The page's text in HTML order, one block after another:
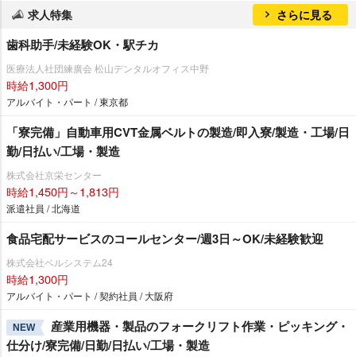
求人特集 さらに見る
歯科助手/未経験OK・駅チカ
医療法人社団練廣会 松山デンタルオフィス中野
時給1,300円
アルバイト・パート / 東京都
「寮完備」自動車用CVT金属ベルトの製造/即入寮/製造・工場/日
勤/日払い/工場・製造
株式会社京栄センター
時給1,450円～1,813円
派遣社員 / 北海道
食品宅配サービスのコールセンター/週3日～OK/未経験歓迎
株式会社ベルシステム24
時給1,300円
アルバイト・パート / 契約社員 / 大阪府
NEW
産業用機器・製品のフォークリフト作業・ピッキング・
仕分け/寮完備/日勤/日払い/工場・製造